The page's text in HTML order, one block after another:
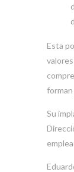
Esta
Su